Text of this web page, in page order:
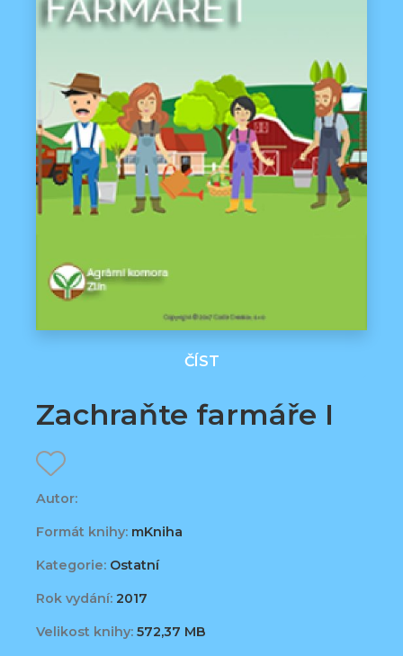
ČÍST
Zachraňte farmáře I
Autor:
Formát knihy: mKniha
Kategorie: Ostatní
Rok vydání: 2017
Velikost knihy: 572,37 MB